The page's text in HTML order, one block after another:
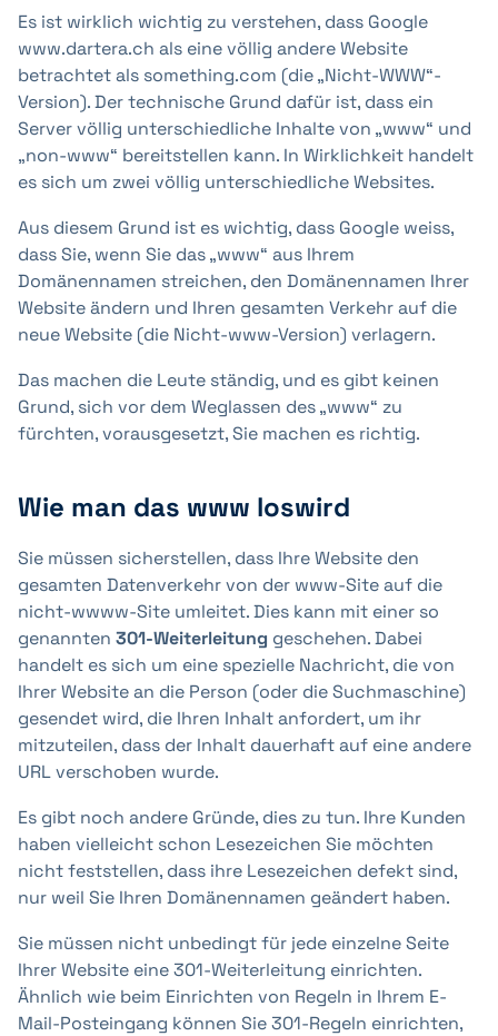
Es ist wirklich wichtig zu verstehen, dass Google
www.dartera.ch als eine völlig andere Website
betrachtet als something.com (die „Nicht-WWW“-
Version). Der technische Grund dafür ist, dass ein
Server völlig unterschiedliche Inhalte von „www“ und
„non-www“ bereitstellen kann. In Wirklichkeit handelt
es sich um zwei völlig unterschiedliche Websites.
Aus diesem Grund ist es wichtig, dass Google weiss,
dass Sie, wenn Sie das „www“ aus Ihrem
Domänennamen streichen, den Domänennamen Ihrer
Website ändern und Ihren gesamten Verkehr auf die
neue Website (die Nicht-www-Version) verlagern.
Das machen die Leute ständig, und es gibt keinen
Grund, sich vor dem Weglassen des „www“ zu
fürchten, vorausgesetzt, Sie machen es richtig.
Wie man das www loswird
Sie müssen sicherstellen, dass Ihre Website den
gesamten Datenverkehr von der www-Site auf die
nicht-wwww-Site umleitet. Dies kann mit einer so
genannten 301-Weiterleitung geschehen. Dabei
handelt es sich um eine spezielle Nachricht, die von
Ihrer Website an die Person (oder die Suchmaschine)
gesendet wird, die Ihren Inhalt anfordert, um ihr
mitzuteilen, dass der Inhalt dauerhaft auf eine andere
URL verschoben wurde.
Es gibt noch andere Gründe, dies zu tun. Ihre Kunden
haben vielleicht schon Lesezeichen Sie möchten
nicht feststellen, dass ihre Lesezeichen defekt sind,
nur weil Sie Ihren Domänennamen geändert haben.
Sie müssen nicht unbedingt für jede einzelne Seite
Ihrer Website eine 301-Weiterleitung einrichten.
Ähnlich wie beim Einrichten von Regeln in Ihrem E-
Mail-Posteingang können Sie 301-Regeln einrichten,